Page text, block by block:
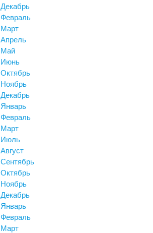
Март
Май
Июнь
Март
Июль
Март